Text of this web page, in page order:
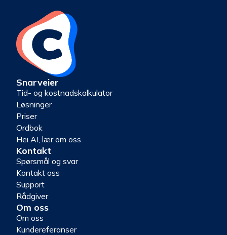
Snarveier
Tid- og kostnadskalkulator
Løsninger
Priser
Ordbok
Hei AI, lær om oss
Kontakt
Spørsmål og svar
Kontakt oss
Support
Rådgiver
Om oss
Om oss
Kundereferanser